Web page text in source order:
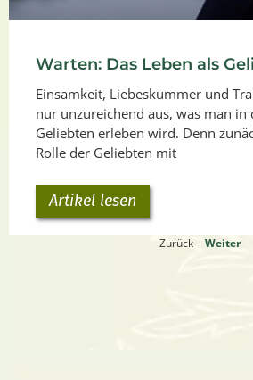
Warten: Das Leben als
Einsamkeit, Liebeskummer und
nur unzureichend aus, was man in
Geliebten erleben wird. Denn
Rolle der Geliebten mit
Artikel lesen
Zurück Weiter